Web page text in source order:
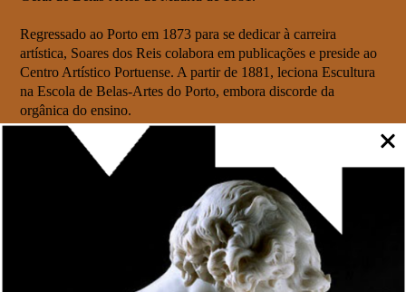
Regressado ao Porto em 1873 para se dedicar à carreira
artística, Soares dos Reis colabora em publicações e preside ao
Centro Artístico Portuense. A partir de 1881, leciona Escultura
na Escola de Belas-Artes do Porto, embora discorde da
orgânica do ensino.
Soares dos Reis é admirado pelos seus contemporâneos, recebe
encomendas, participa em concursos e exposições, concebe
Incapaz de se sobrepor à incompreensão e ao descrédito
lançados contra o seu valor artístico e de enfrentar a obstrução
sistemática aos seus esforços de inovação como docente,
recorreu ao suicídio, deixando uma obra ímpar na escultura da